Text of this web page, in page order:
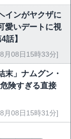
インがヤクザに
愛いデートに視
話】
月08日15時33分]
末」ナムグン・
険すぎる直接
月08日15時31分]